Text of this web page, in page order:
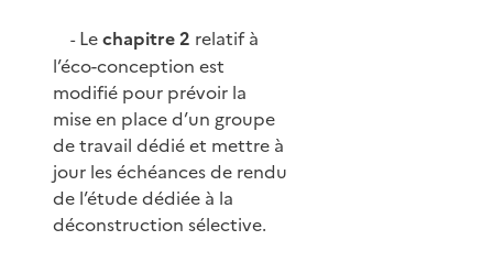
-Lechapitre 2 relatif à
l’éco-conception est
modifié pour prévoir la
mise en place d’un groupe
de travail dédié et mettre à
jour les échéances de rendu
de l’étude dédiée à la
déconstruction sélective.